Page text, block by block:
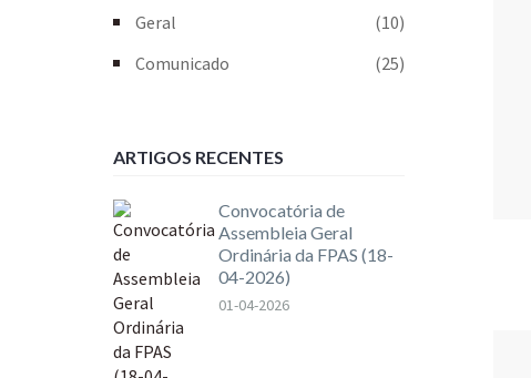
Geral
(10)
Comunicado
(25)
ARTIGOS RECENTES
Convocatória de
Assembleia Geral
Ordinária da FPAS (18-
04-2026)
01-04-2026